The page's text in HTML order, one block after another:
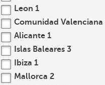
Leon 1
Comunidad Valenciana
Alicante 1
Islas Baleares 3
Ibiza 1
Mallorca 2